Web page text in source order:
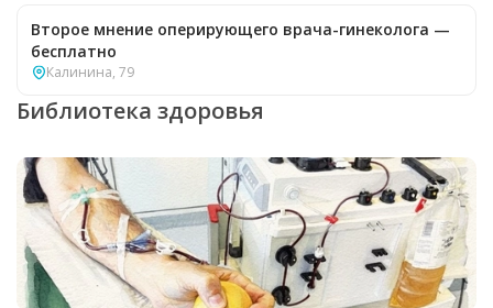
Второе мнение оперирующего врача-гинеколога —
бесплатно
Калинина, 79
Библиотека здоровья